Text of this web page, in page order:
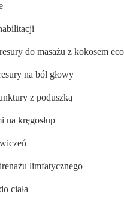
do masażu z kokosem
na ból głowy
z poduszką
na kręgosłup
limfatycznego
ciała